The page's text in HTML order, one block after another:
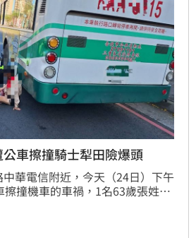
車擦撞騎士犁田險爆頭
華電信附近，今天（24日）下午
撞機車的車禍，1名63歲張姓老
中險遭公車左車輪輾過，所幸張